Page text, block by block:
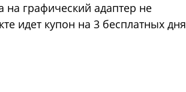
на графический адаптер не
идет купон на 3 бесплатных дня